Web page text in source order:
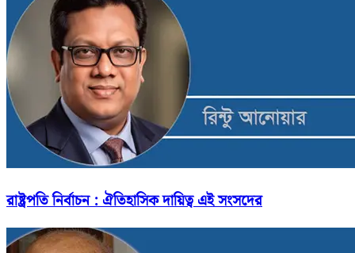
রাষ্ট্রপতি নির্বাচন : ঐতিহাসিক দায়িত্ব এই সংসদের